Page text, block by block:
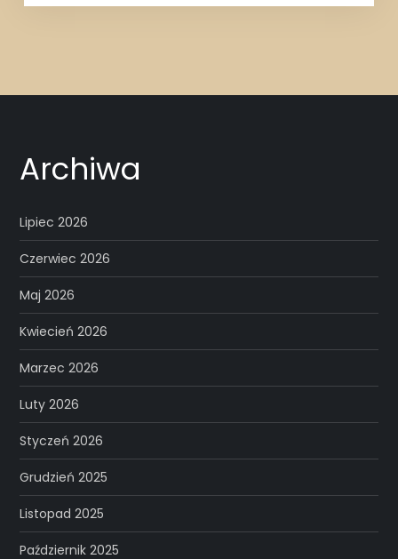
Archiwa
Lipiec 2026
Czerwiec 2026
Maj 2026
Kwiecień 2026
Marzec 2026
Luty 2026
Styczeń 2026
Grudzień 2025
Listopad 2025
Październik 2025